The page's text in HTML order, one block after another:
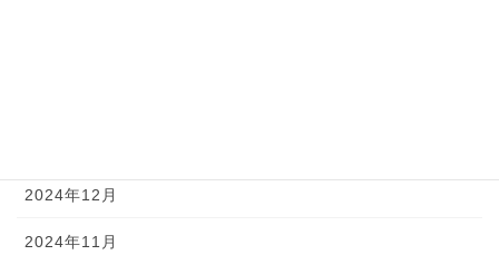
2024年12月
2024年11月